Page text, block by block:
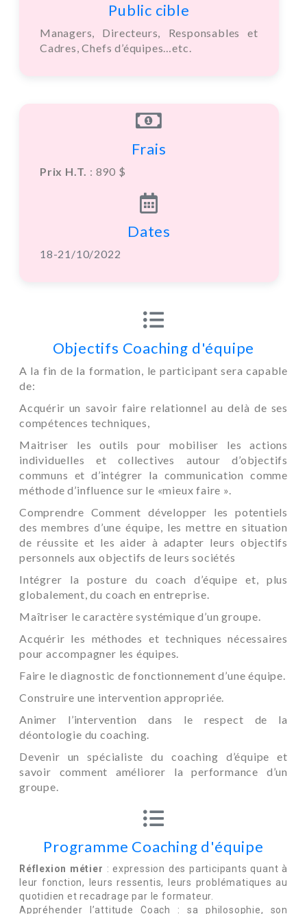
Public cible
Managers, Directeurs, Responsables et
Cadres, Chefs d’équipes…etc.
Frais
Prix H.T. : 890 $
Dates
18-21/10/2022
Objectifs Coaching d'équipe
A la fin de la formation, le participant sera capable
de:
Acquérir un savoir faire relationnel au delà de ses
compétences techniques,
Maitriser les outils pour mobiliser les actions
individuelles et collectives autour d’objectifs
communs et d’intégrer la communication comme
méthode d’influence sur le «mieux faire ».
Comprendre Comment développer les potentiels
des membres d’une équipe, les mettre en situation
de réussite et les aider à adapter leurs objectifs
personnels aux objectifs de leurs sociétés
Intégrer la posture du coach d’équipe et, plus
globalement, du coach en entreprise.
Maîtriser le caractère systémique d’un groupe.
Acquérir les méthodes et techniques nécessaires
pour accompagner les équipes.
Faire le diagnostic de fonctionnement d’une équipe.
Construire une intervention appropriée.
Animer l’intervention dans le respect de la
déontologie du coaching.
Devenir un spécialiste du coaching d’équipe et
savoir comment améliorer la performance d’un
groupe.
Programme Coaching d'équipe
Réflexion métier : expression des participants quant à
leur fonction, leurs ressentis, leurs problématiques au
quotidien et recadrage par le formateur.
Appréhender l’attitude Coach : sa philosophie, son